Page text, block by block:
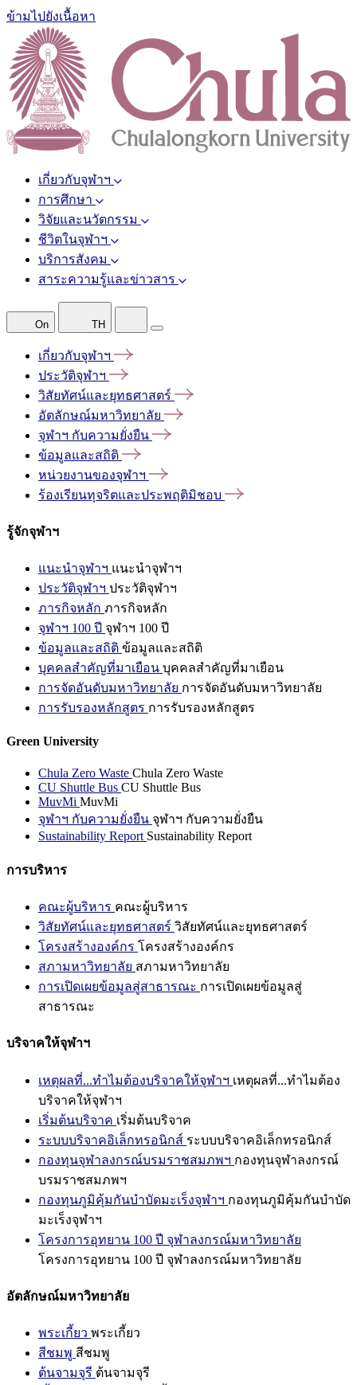
ข้ามไปยังเนื้อหา
เกี่ยวกับจุฬาฯ
การศึกษา
วิจัยและนวัตกรรม
ชีวิตในจุฬาฯ
บริการสังคม
สาระความรู้และข่าวสาร
On TH
เกี่ยวกับจุฬาฯ
ประวัติจุฬาฯ
วิสัยทัศน์และยุทธศาสตร์
อัตลักษณ์มหาวิทยาลัย
จุฬาฯ กับความยั่งยืน
ข้อมูลและสถิติ
หน่วยงานของจุฬาฯ
ร้องเรียนทุจริตและประพฤติมิชอบ
รู้จักจุฬาฯ
แนะนำจุฬาฯ แนะนำจุฬาฯ
ประวัติจุฬาฯ ประวัติจุฬาฯ
ภารกิจหลัก ภารกิจหลัก
จุฬาฯ 100 ปี จุฬาฯ 100 ปี
ข้อมูลและสถิติ ข้อมูลและสถิติ
บุคคลสำคัญที่มาเยือน บุคคลสำคัญที่มาเยือน
การจัดอันดับมหาวิทยาลัย การจัดอันดับมหาวิทยาลัย
การรับรองหลักสูตร การรับรองหลักสูตร
Green University
Chula Zero Waste Chula Zero Waste
CU Shuttle Bus CU Shuttle Bus
MuvMi MuvMi
จุฬาฯ กับความยั่งยืน จุฬาฯ กับความยั่งยืน
Sustainability Report Sustainability Report
การบริหาร
คณะผู้บริหาร คณะผู้บริหาร
วิสัยทัศน์และยุทธศาสตร์ วิสัยทัศน์และยุทธศาสตร์
โครงสร้างองค์กร โครงสร้างองค์กร
สภามหาวิทยาลัย สภามหาวิทยาลัย
การเปิดเผยข้อมูลสู่สาธารณะ การเปิดเผยข้อมูลสู่
สาธารณะ
บริจาคให้จุฬาฯ
เหตุผลที่...ทำไมต้องบริจาคให้จุฬาฯ เหตุผลที่...ทำไมต้อง
บริจาคให้จุฬาฯ
เริ่มต้นบริจาค เริ่มต้นบริจาค
ระบบบริจาคอิเล็กทรอนิกส์ ระบบบริจาคอิเล็กทรอนิกส์
กองทุนจุฬาลงกรณ์บรมราชสมภพฯ กองทุนจุฬาลงกรณ์
บรมราชสมภพฯ
กองทุนภูมิคุ้มกันบำบัดมะเร็งจุฬาฯ กองทุนภูมิคุ้มกันบำบัด
มะเร็งจุฬาฯ
โครงการอุทยาน 100 ปี จุฬาลงกรณ์มหาวิทยาลัย
โครงการอุทยาน 100 ปี จุฬาลงกรณ์มหาวิทยาลัย
อัตลักษณ์มหาวิทยาลัย
พระเกี้ยว พระเกี้ยว
สีชมพู สีชมพู
ต้นจามจุรี ต้นจามจุรี